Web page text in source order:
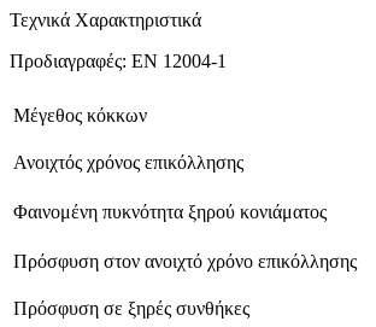
Σοβάδες – Επιχρίσματα
Σοβάδες - Επιχρίσματα
Σύστημα Πατητής Τσιμεντοκονίας
Σύστημα Πατητής Τσιμεντοκονίας
Δείτε εδώ
Τεχνικά Χαρακτηριστικά
Προδιαγραφές: EN 12004-1
Μέγεθος κόκκων
Ανοιχτός χρόνος επικόλλησης
Φαινομένη πυκνότητα ξηρού κονιάματος
Πρόσφυση στον ανοιχτό χρόνο επικόλλησης
Πρόσφυση σε ξηρές συνθήκες